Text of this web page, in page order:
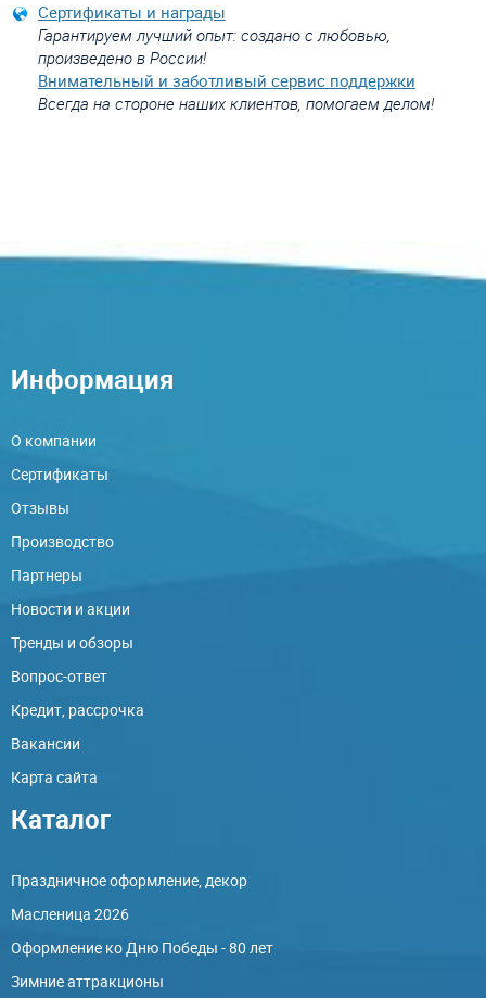
Сертификаты и награды
Гарантируем лучший опыт: создано с любовью,
произведено в России!
Внимательный и заботливый сервис поддержки
Всегда на стороне наших клиентов, помогаем делом!
Информация
О компании
Сертификаты
Отзывы
Производство
Партнеры
Новости и акции
Тренды и обзоры
Вопрос-ответ
Кредит, рассрочка
Вакансии
Карта сайта
Каталог
Праздничное оформление, декор
Масленица 2026
Оформление ко Дню Победы - 80 лет
Зимние аттракционы